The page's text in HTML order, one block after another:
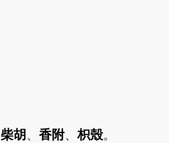
柴胡 、 香附、枳殼。